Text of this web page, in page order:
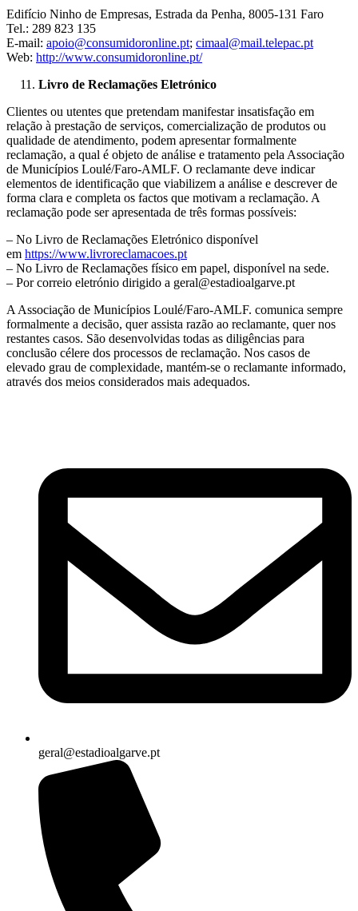
Edifício Ninho de Empresas, Estrada da Penha, 8005-131 Faro
Tel.: 289 823 135
E-mail: apoio@consumidoronline.pt; cimaal@mail.telepac.pt
Web: http://www.consumidoronline.pt/
Livro de Reclamações Eletrónico
Clientes ou utentes que pretendam manifestar insatisfação em
relação à prestação de serviços, comercialização de produtos ou
qualidade de atendimento, podem apresentar formalmente
reclamação, a qual é objeto de análise e tratamento pela Associação
de Municípios Loulé/Faro-AMLF. O reclamante deve indicar
elementos de identificação que viabilizem a análise e descrever de
forma clara e completa os factos que motivam a reclamação. A
reclamação pode ser apresentada de três formas possíveis:
– No Livro de Reclamações Eletrónico disponível
em https://www.livroreclamacoes.pt
– No Livro de Reclamações físico em papel, disponível na sede.
– Por correio eletrónio dirigido a geral@estadioalgarve.pt
A Associação de Municípios Loulé/Faro-AMLF. comunica sempre
formalmente a decisão, quer assista razão ao reclamante, quer nos
restantes casos. São desenvolvidas todas as diligências para
conclusão célere dos processos de reclamação. Nos casos de
elevado grau de complexidade, mantém-se o reclamante informado,
através dos meios considerados mais adequados.
geral@estadioalgarve.pt